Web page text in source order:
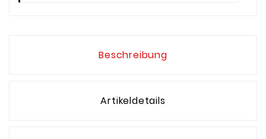
Beschreibung
Artikeldetails